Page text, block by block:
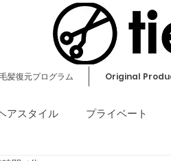
毛髪復元プログラム Original
アスタイル プライベート